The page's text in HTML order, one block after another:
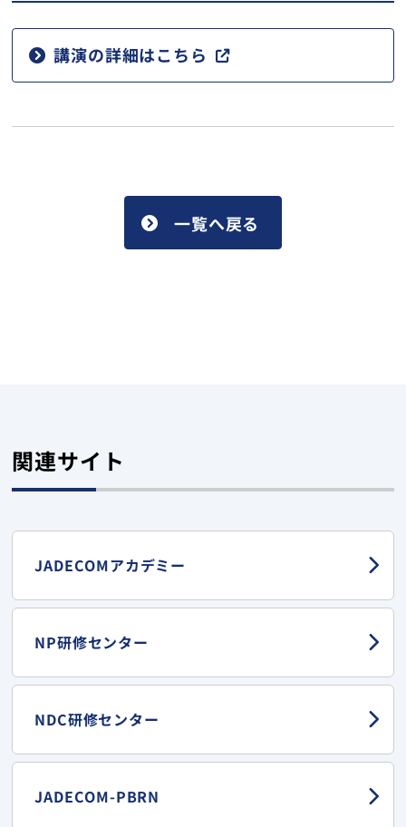
講演の詳細はこちら
一覧へ戻る
関連サイト
JADECOMアカデミー
NP研修センター
NDC研修センター
JADECOM-PBRN